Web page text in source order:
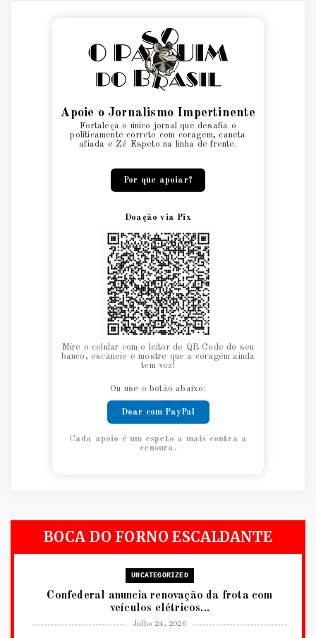
Apoie o Jornalismo Impertinente
Fortaleça o único jornal que desafia o
politicamente correto com coragem, caneta
afiada e Zé Espeto na linha de frente.
Por que apoiar?
Doação via Pix
Mire o celular com o leitor de QR Code do seu
banco, escaneie e mostre que a coragem ainda
tem voz!
Ou use o botão abaixo:
Doar com PayPal
Cada apoio é um espeto a mais contra a
censura.
BOCA DO FORNO ESCALDANTE
UNCATEGORIZED
Confederal anuncia renovação da frota com
veículos elétricos...
Julho 24, 2026